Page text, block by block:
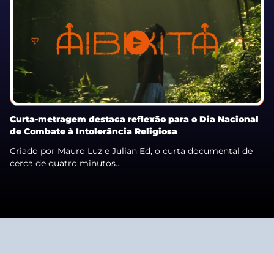
Curta-metragem destaca reflexão para o Dia Nacional
de Combate à Intolerância Religiosa
Criado por Mauro Luz e Julian Ed, o curta documental de
cerca de quatro minutos...